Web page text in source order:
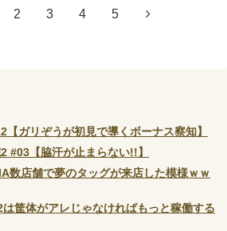
2 3 4 5
【ガリぞうが初見で導くボーナス察知】
#03【脇汗が止まらない!!】
数店舗で夢のタッグが来店した模様ｗｗ
筐体がアレじゃなければもっと稼働する